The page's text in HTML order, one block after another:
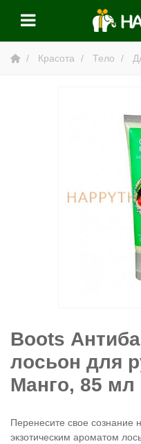
Красота Тело
Boots
лосьон для
Манго, 85 мл
Перенесите свое сознание
экзотическим ароматом